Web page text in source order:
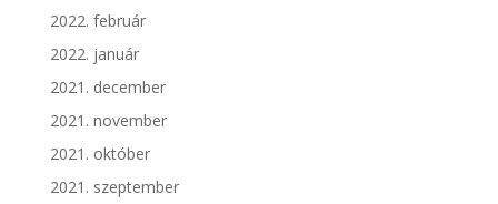
2022. február
2022. január
2021. december
2021. november
2021. október
2021. szeptember